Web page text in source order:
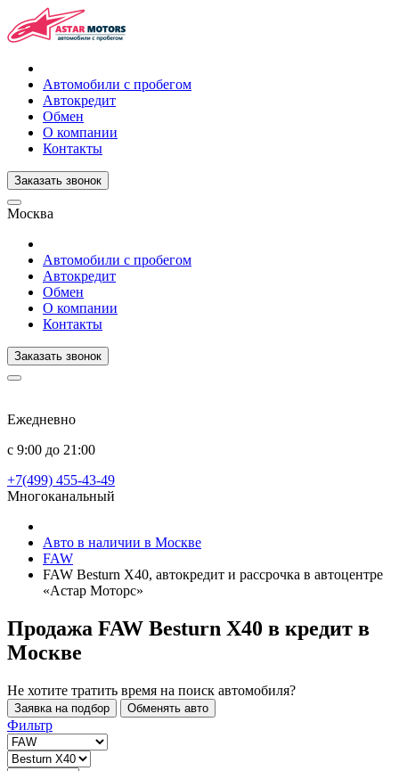
Автомобили с пробегом
Автокредит
Обмен
О компании
Контакты
Заказать звонок
Москва
Автомобили с пробегом
Автокредит
Обмен
О компании
Контакты
Заказать звонок
Ежедневно
с 9:00 до 21:00
+7(499) 455-43-49
Многоканальный
Авто в наличии в Москве
FAW
FAW Besturn X40, автокредит и рассрочка в автоцентре
«Астар Моторс»
Продажа FAW Besturn X40 в кредит в
Москве
Не хотите тратить время на поиск автомобиля?
Заявка на подбор Обменять авто
Фильтр